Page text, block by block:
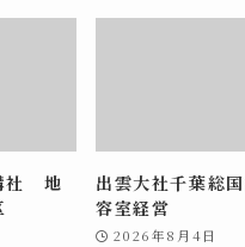
社 地
出雲大社千葉総
容室経営
2026年8月4日